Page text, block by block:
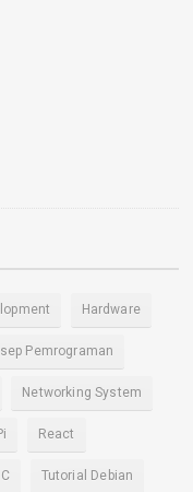
Hardware
Pemrograman
Networking System
React
Tutorial Debian